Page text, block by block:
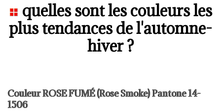
quelles sont les couleurs les
plus tendances de l'automne-
hiver ?
Couleur ROSE FUMÉ (Rose Smoke) Pantone 14-
1506